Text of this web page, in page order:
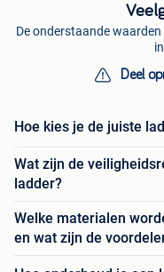
De onderstaande
Deel
Hoe kies je de juiste
Wat zijn de
ladder?
Welke materialen
en wat zijn de